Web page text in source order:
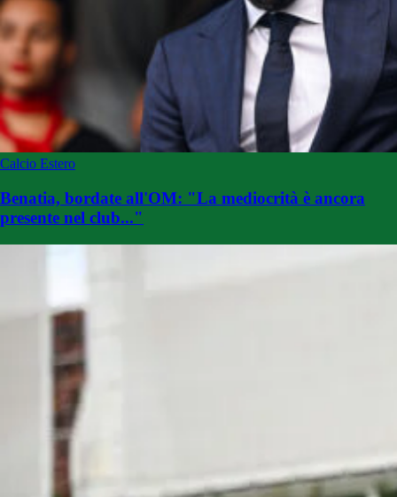
Calcio Estero
Benatia, bordate all'OM: "La mediocrità è ancora
presente nel club..."